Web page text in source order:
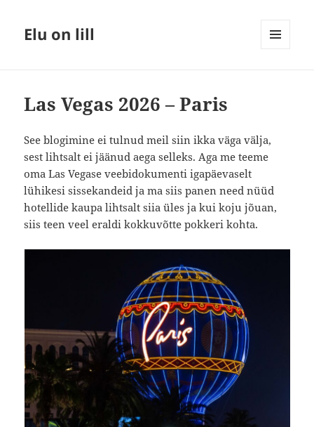
Elu on lill
Las Vegas 2026 – Paris
See blogimine ei tulnud meil siin ikka väga välja,
sest lihtsalt ei jäänud aega selleks. Aga me teeme
oma Las Vegase veebidokumenti igapäevaselt
lühikesi sissekandeid ja ma siis panen need nüüd
hotellide kaupa lihtsalt siia üles ja kui koju jõuan,
siis teen veel eraldi kokkuvõtte pokkeri kohta.